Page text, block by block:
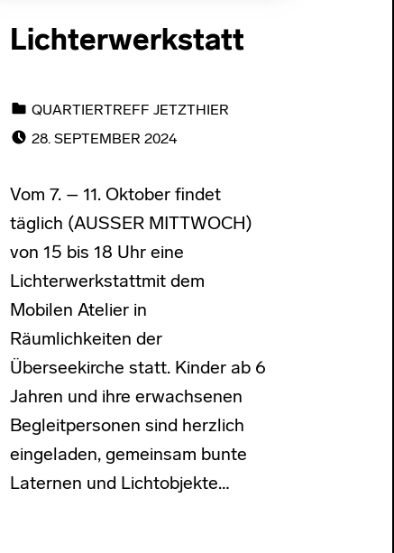
Lichterwerkstatt
QUARTIERTREFF JETZTHIER
28. SEPTEMBER 2024
Vom 7. – 11. Oktober findet
täglich (AUSSER MITTWOCH)
von 15 bis 18 Uhr eine
Lichterwerkstattmit dem
Mobilen Atelier in
Räumlichkeiten der
Überseekirche statt. Kinder ab 6
Jahren und ihre erwachsenen
Begleitpersonen sind herzlich
eingeladen, gemeinsam bunte
Laternen und Lichtobjekte…